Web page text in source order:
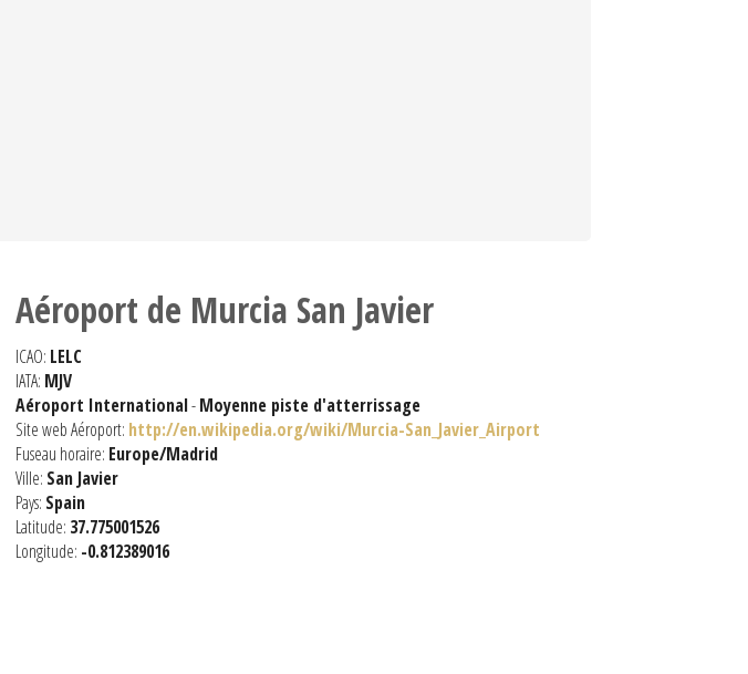
Aéroport de Murcia San Javier
ICAO: LELC
IATA: MJV
Aéroport International-Moyenne piste d'atterrissage
Site web Aéroport: http://en.wikipedia.org/wiki/Murcia-San_Javier_Airport
Fuseau horaire: Europe/Madrid
Ville: San Javier
Pays: Spain
Latitude: 37.775001526
Longitude: -0.812389016